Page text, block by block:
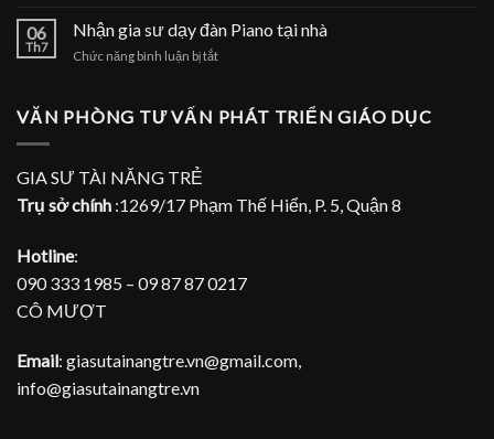
Piano
gia
dạy
tại
06
Th7
Nhận gia sư dạy đàn Piano tại nhà
Chức năng bình luận bị tắtở
sư
nhà
VĂN PHÒNG TƯ VẤN PHÁT TRIỂN GIÁO DỤC
GIA SƯ TÀI NĂNG TRẺ
Trụ sở chính :1269/17 Phạm Thế Hiển, P. 5, Quận 8
Hotline:
090 333 1985 – 09 87 87 0217
CÔ MƯỢT
Email: giasutainangtre.vn@gmail.com,
info@giasutainangtre.vn